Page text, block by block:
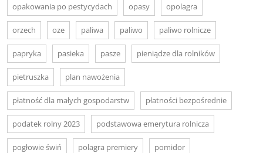
opakowania po pestycydach opasy opolagra
orzech oze paliwa paliwo paliwo rolnicze
papryka pasieka pasze pieniądze dla rolników
pietruszka plan nawożenia
płatność dla małych gospodarstw płatności bezpośrednie
podatek rolny 2023 podstawowa emerytura rolnicza
pogłowie świń polagra premiery pomidor